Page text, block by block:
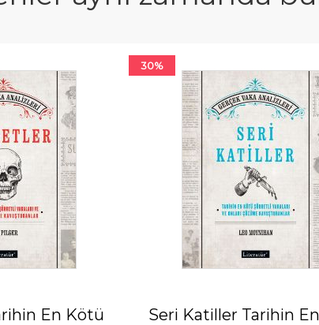
En Kötü
30%
Seri Katiller Tarihin